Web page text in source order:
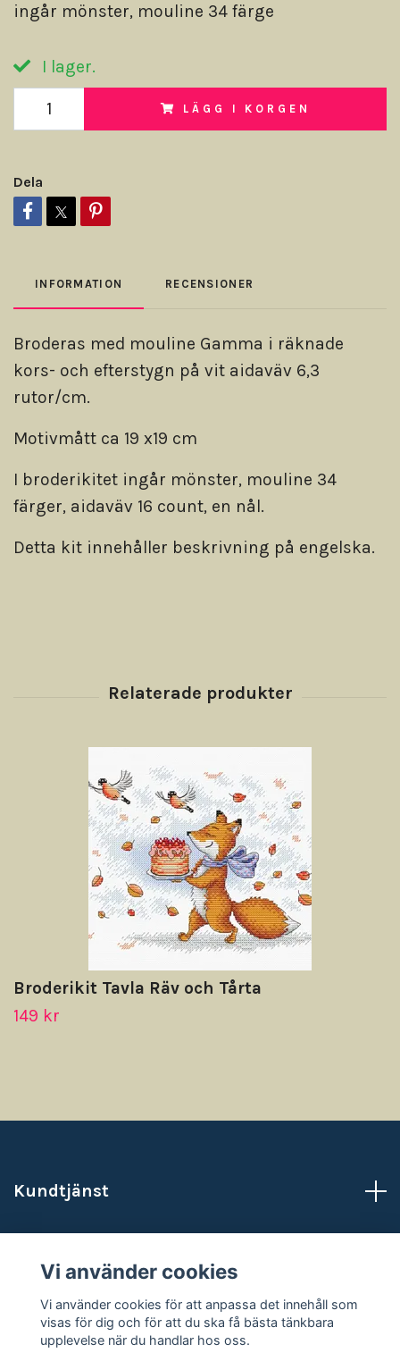
ingår mönster, mouline 34 färge
I lager.
LÄGG I KORGEN
Dela
INFORMATION RECENSIONER
Broderas med mouline Gamma i räknade
kors- och efterstygn på vit aidaväv 6,3
rutor/cm.
Motivmått ca 19 x19 cm
I broderikitet ingår mönster, mouline 34
färger, aidaväv 16 count, en nål.
Detta kit innehåller beskrivning på engelska.
Broderikit Tavla Räv och Tårta
149 kr
Kundtjänst
Sociala medier
Vi använder cookies
Vi använder cookies för att anpassa det innehåll som
visas för dig och för att du ska få bästa tänkbara
upplevelse när du handlar hos oss.